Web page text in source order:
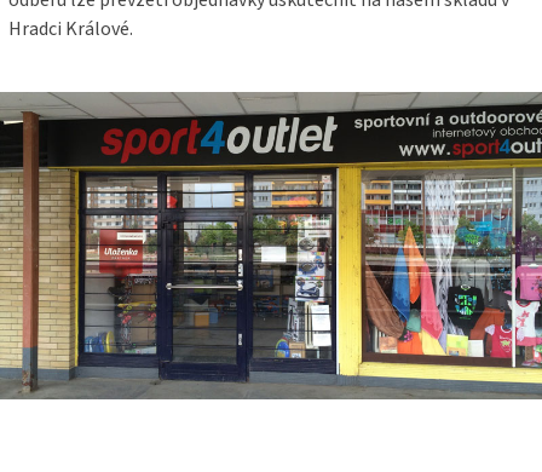
Hradci Králové.